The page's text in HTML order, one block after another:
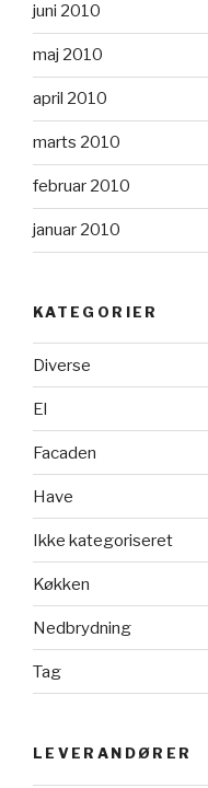
juni 2010
maj 2010
april 2010
marts 2010
februar 2010
januar 2010
KATEGORIER
Diverse
El
Facaden
Have
Ikke kategoriseret
Køkken
Nedbrydning
Tag
LEVERANDØRER